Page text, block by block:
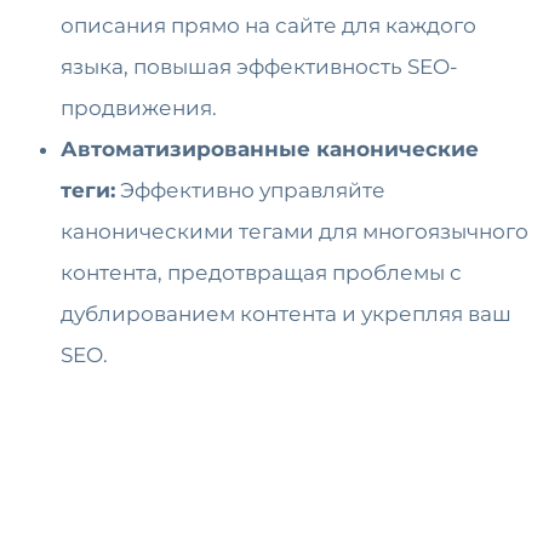
описания прямо на сайте для каждого
языка, повышая эффективность SEO-
продвижения.
Автоматизированные канонические
теги: Эффективно управляйте
каноническими тегами для многоязычного
контента, предотвращая проблемы с
дублированием контента и укрепляя ваш
SEO.